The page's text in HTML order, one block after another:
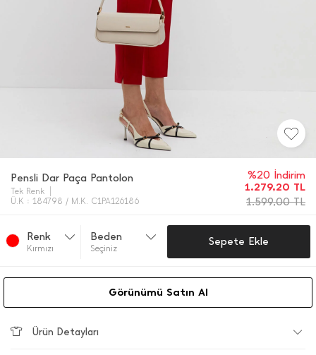
Pensli Dar Paça Pantolon
Tek Renk
Ü.K : 184798 / M.K. C1PA126186
%20 İndirim
1.279,20 TL
1.599,00TL
Renk
Kırmızı
Beden
Seçiniz
Sepete Ekle
Görünümü Satın Al
Ürün Detayları